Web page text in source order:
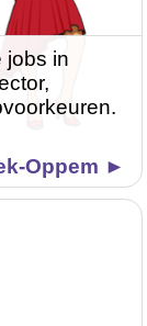
jobs in
Oppem ►